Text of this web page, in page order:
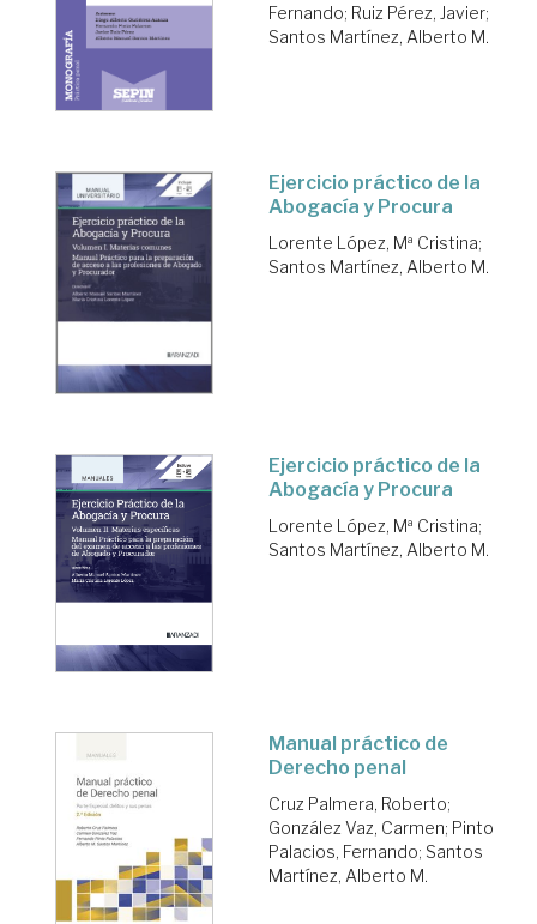
Fernando; Ruiz Pérez, Javier;
Santos Martínez, Alberto M.
Ejercicio práctico de la
Abogacía y Procura
Lorente López, Mª Cristina;
Santos Martínez, Alberto M.
Ejercicio práctico de la
Abogacía y Procura
Lorente López, Mª Cristina;
Santos Martínez, Alberto M.
Manual práctico de
Derecho penal
Cruz Palmera, Roberto;
González Vaz, Carmen; Pinto
Palacios, Fernando; Santos
Martínez, Alberto M.